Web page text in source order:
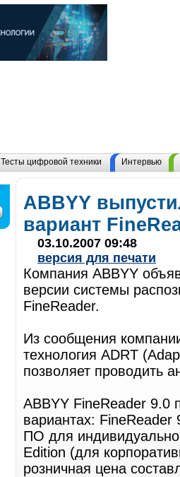
Тесты цифровой техники Интервью
ABBYY
вариант
03.10.2007 09:48
версия для печати
Компания ABBYY
версии системы
FineReader.
Из сообщения
технология ADRT
позволяет проводить
ABBYY FineReader 9.0
вариантах:
ПО для
Edition (для
розничная цена